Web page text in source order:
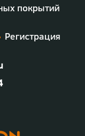
покрытий
Регистрация